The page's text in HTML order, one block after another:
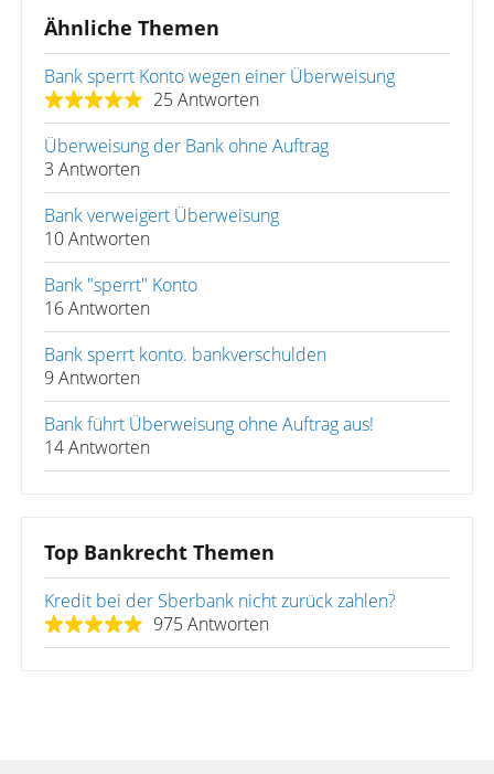
Ähnliche Themen
Bank sperrt Konto wegen einer Überweisung
25 Antworten
Überweisung der Bank ohne Auftrag
3 Antworten
Bank verweigert Überweisung
10 Antworten
Bank "sperrt" Konto
16 Antworten
Bank sperrt konto. bankverschulden
9 Antworten
Bank führt Überweisung ohne Auftrag aus!
14 Antworten
Top Bankrecht Themen
Kredit bei der Sberbank nicht zurück zahlen?
975 Antworten